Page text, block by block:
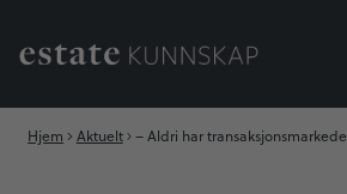
Hjem Aktuelt – Aldri har